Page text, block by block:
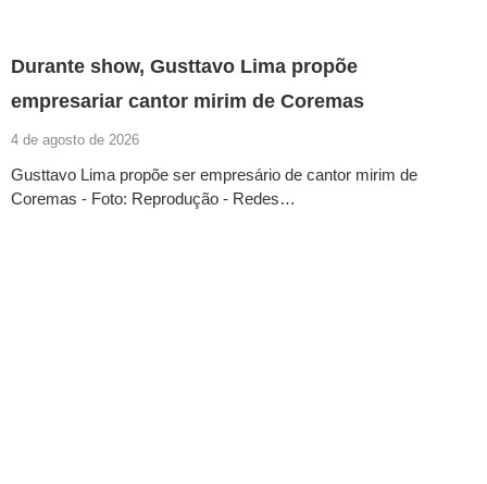
Durante show, Gusttavo Lima propõe
empresariar cantor mirim de Coremas
4 de agosto de 2026
Gusttavo Lima propõe ser empresário de cantor mirim de
Coremas - Foto: Reprodução - Redes…